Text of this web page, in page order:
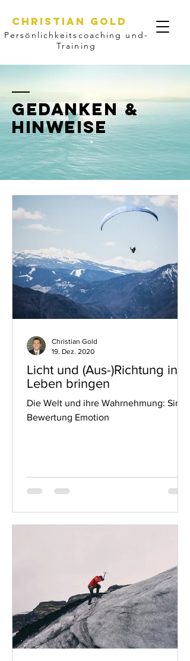
CHristian GOLD
Persönlichkeitscoaching und-
Training
GEDANKEN &
HINWEISE
Licht und (Aus-)Richtung ins
Leben bringen
Die Welt und ihre Wahrnehmung: Sinne
Bewertung Emotion
Christian Gold
19. Dez. 2020